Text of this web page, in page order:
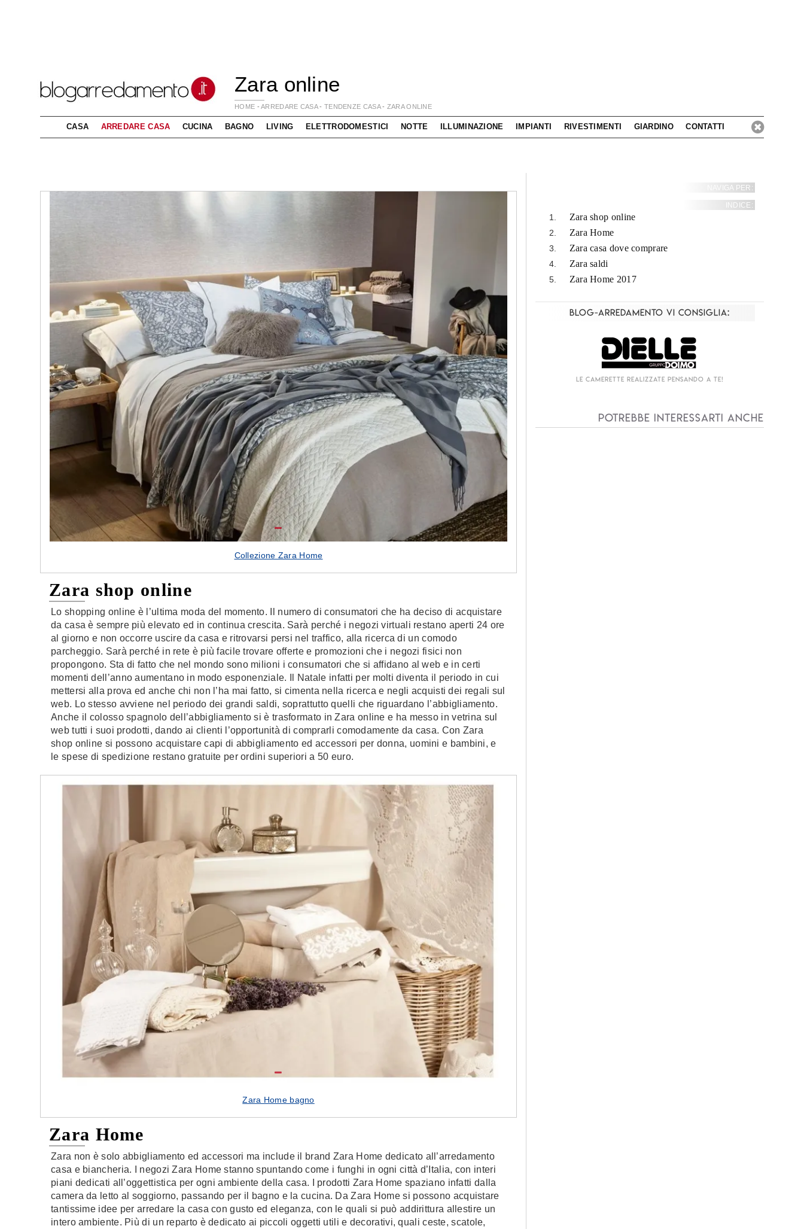
Zara online
HOME -ARREDARE CASA- TENDENZE CASA - ZARA ONLINE
CASA ARREDARE CASA CUCINA BAGNO LIVING ELETTRODOMESTICI NOTTE ILLUMINAZIONE IMPIANTI RIVESTIMENTI GIARDINO CONTATTI
Collezione Zara Home
Zara shop online
Lo shopping online è l’ultima moda del momento. Il numero di consumatori che ha deciso di acquistare
da casa è sempre più elevato ed in continua crescita. Sarà perché i negozi virtuali restano aperti 24 ore
al giorno e non occorre uscire da casa e ritrovarsi persi nel traffico, alla ricerca di un comodo
parcheggio. Sarà perché in rete è più facile trovare offerte e promozioni che i negozi fisici non
propongono. Sta di fatto che nel mondo sono milioni i consumatori che si affidano al web e in certi
momenti dell’anno aumentano in modo esponenziale. Il Natale infatti per molti diventa il periodo in cui
mettersi alla prova ed anche chi non l’ha mai fatto, si cimenta nella ricerca e negli acquisti dei regali sul
web. Lo stesso avviene nel periodo dei grandi saldi, soprattutto quelli che riguardano l’abbigliamento.
Anche il colosso spagnolo dell’abbigliamento si è trasformato in Zara online e ha messo in vetrina sul
web tutti i suoi prodotti, dando ai clienti l’opportunità di comprarli comodamente da casa. Con Zara
shop online si possono acquistare capi di abbigliamento ed accessori per donna, uomini e bambini, e
le spese di spedizione restano gratuite per ordini superiori a 50 euro.
Zara Home bagno
Zara Home
Zara non è solo abbigliamento ed accessori ma include il brand Zara Home dedicato all’arredamento
casa e biancheria. I negozi Zara Home stanno spuntando come i funghi in ogni città d’Italia, con interi
piani dedicati all’oggettistica per ogni ambiente della casa. I prodotti Zara Home spaziano infatti dalla
camera da letto al soggiorno, passando per il bagno e la cucina. Da Zara Home si possono acquistare
tantissime idee per arredare la casa con gusto ed eleganza, con le quali si può addirittura allestire un
intero ambiente. Più di un reparto è dedicato ai piccoli oggetti utili e decorativi, quali ceste, scatole,
NAVIGA PER:
INDICE:
Zara shop online
Zara Home
Zara casa dove comprare
Zara saldi
Zara Home 2017
Blog-Arredamento vi consiglia:
nostre porte Cappe cucina dal design innovativo
Le camerette realizzate pensando a te!
Potrebbe interessarti anche